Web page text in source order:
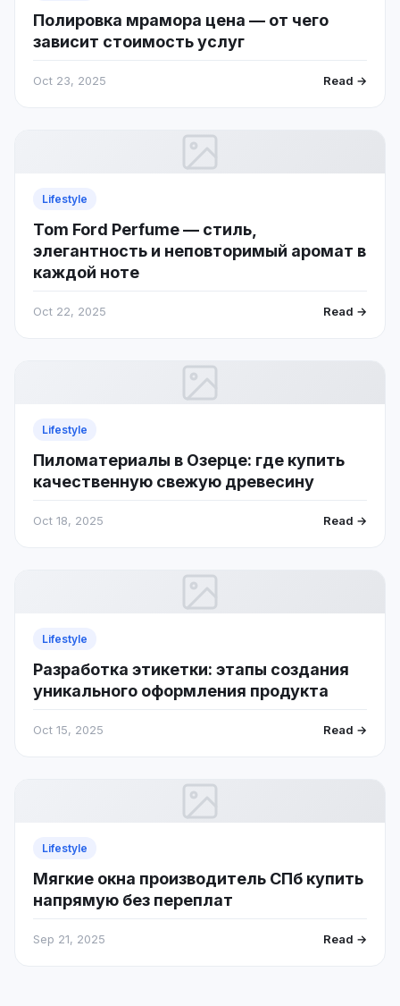
Полировка мрамора цена — от чего
зависит стоимость услуг
Oct 23, 2025 Read →
Lifestyle
Tom Ford Perfume — стиль,
элегантность и неповторимый аромат в
каждой ноте
Oct 22, 2025 Read →
Lifestyle
Пиломатериалы в Озерце: где купить
качественную свежую древесину
Oct 18, 2025 Read →
Lifestyle
Разработка этикетки: этапы создания
уникального оформления продукта
Oct 15, 2025 Read →
Lifestyle
Мягкие окна производитель СПб купить
напрямую без переплат
Sep 21, 2025 Read →